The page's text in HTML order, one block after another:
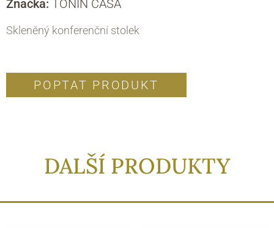
Značka: TONIN CASA
Skleněný konferenční stolek
POPTAT PRODUKT
DALŠÍ PRODUKTY